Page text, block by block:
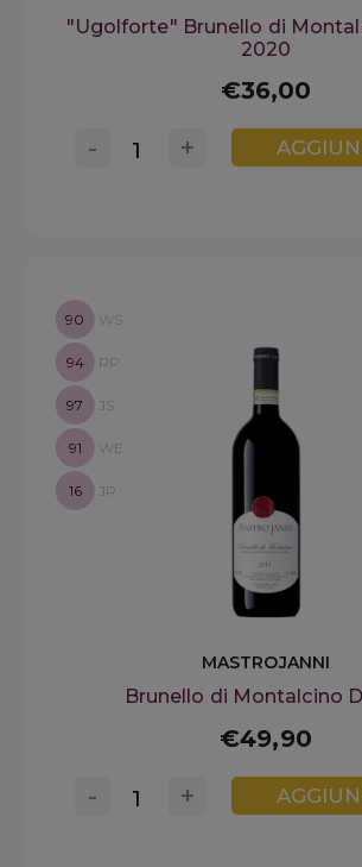
"Ugolforte" Brunello di
2020
€36,00
+
-
90 WS
94 RP
97 JS
91 WE
16 JR
MASTROJANNI
Brunello di Montalcino
€49,90
+
-